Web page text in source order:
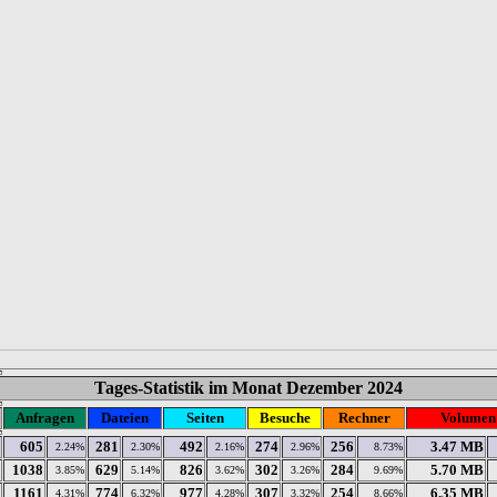
Tages-Statistik im Monat Dezember 2024
Anfragen Dateien Seiten Besuche Rechner
Volumen
605 2.24% 281 2.30% 492 2.16% 274 2.96% 256 8.73%
3.47 MB
1038 3.85% 629 5.14% 826 3.62% 302 3.26% 284 9.69%
5.70 MB
1161 4.31% 774 6.32% 977 4.28% 307 3.32% 254 8.66%
6.35 MB